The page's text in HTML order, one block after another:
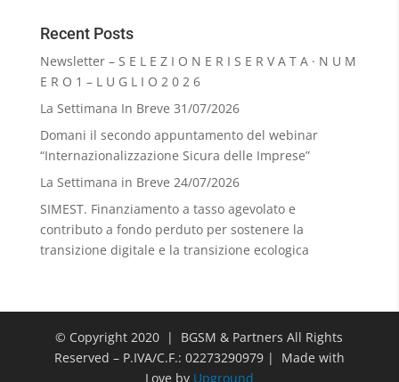
Recent Posts
Newsletter – S E L E Z I O N E R I S E R V A T A · N U M
E R O 1 – L U G L I O 2 0 2 6
La Settimana In Breve 31/07/2026
Domani il secondo appuntamento del webinar
“Internazionalizzazione Sicura delle Imprese”
La Settimana in Breve 24/07/2026
SIMEST. Finanziamento a tasso agevolato e
contributo a fondo perduto per sostenere la
transizione digitale e la transizione ecologica
© Copyright 2020 | BGSM & Partners All Rights
Reserved – P.IVA/C.F.: 02273290979 | Made with
Love by Upground